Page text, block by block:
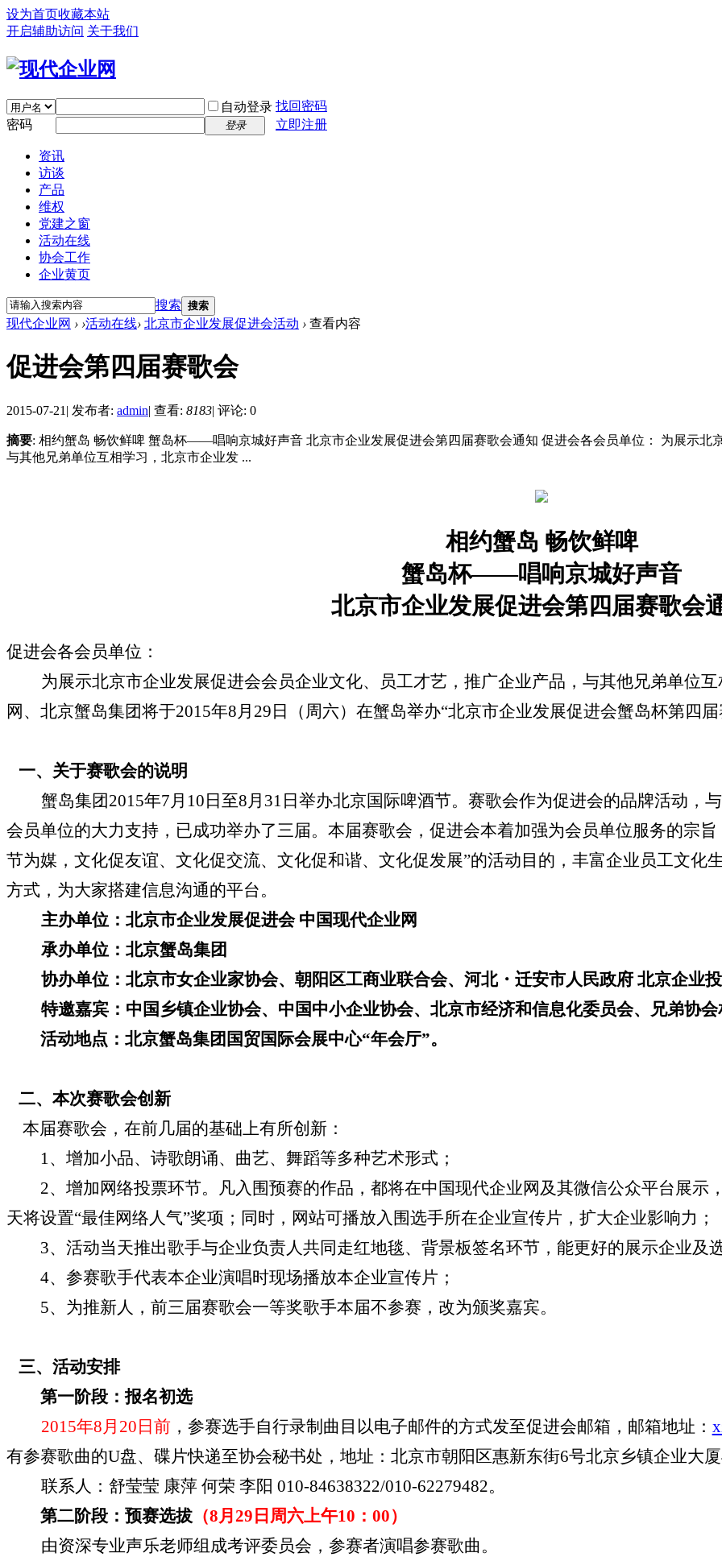
设为首页收藏本站
开启辅助访问 关于我们
自动登录 找回密码
密码
登录 立即注册
资讯
访谈
产品
维权
党建之窗
活动在线
协会工作
企业黄页
搜索 搜索
现代企业网 › ›活动在线› 北京市企业发展促进会活动 › 查看内容
促进会第四届赛歌会
2015-07-21 | 发布者: admin| 查看: 8183| 评论: 0
摘要: 相约蟹岛 畅饮鲜啤 蟹岛杯——唱响京城好声音 北京市企业发展促进会第四届赛歌会通知 促进会各会员单位： 为展示北
与其他兄弟单位互相学习，北京市企业发 ...
相约蟹岛 畅饮鲜啤
蟹岛杯——唱响京城好声音
北京市企业发展促进会第四届赛歌会
促进会各会员单位：
为展示北京市企业发展促进会会员企业文化、员工才艺，推广企业产品，与其他兄弟单位
网、北京蟹岛集团将于2015年8月 29 日（周六）在蟹岛举办“北京市企业发展促进会蟹岛杯第四届
一、 关于赛歌会的说明
蟹岛集团2015年7月 10 日至8月 31 日举办北京国际啤酒节。赛歌会作为促进会的品牌活动，
会员单位的大力支持，已成功举办了三届。本届赛歌会，促进会本着加强为会员单位服务的宗
节为媒，文化促友谊、文化促交流、文化促和谐、文化促发展”的活动目的，丰富企业员工文化生
方式，为大家搭建信息沟通的平台。
主办单位：北京市企业发展促进会 中国现代企业网
承办单位：北京蟹岛集团
协办单位：北京市女企业家协会、朝阳区工商业联合会、河北・迁安市人民政府 北京企业
特邀嘉宾：中国乡镇企业协会、中国中小企业协会、北京市经济和信息化委员会、兄弟协会
活动地点：北京蟹岛集团国贸国际会展中心“年会厅”。
二、 本次赛歌会创新
本届赛歌会，在前几届的基础上有所创新：
1、增加小品、诗歌朗诵、曲艺、舞蹈等多种艺术形式；
2、增加网络投票环节。凡入围预赛的作品，都将在中国现代企业网及其微信公众平台展示
天将设置“最佳网络人气”奖项；同时，网站可播放入围选手所在企业宣传片，扩大企业影响力；
3、活动当天推出歌手与企业负责人共同走红地毯、背景板签名环节，能更好的展示企业及
4、参赛歌手代表本企业演唱时现场播放本企业宣传片；
5、为推新人，前三届赛歌会一等奖歌手本届不参赛，改为颁奖嘉宾。
三、 活动安排
第一阶段：报名初选
2015年8月 20 日 前 ，参赛选手自行录制曲目以电子邮件的方式发至促进会邮箱，邮箱地址：
有参赛歌曲的U盘、碟片快递至协会秘书处，地址：北京市朝阳区惠新东街6号北京乡镇企业大厦
联系人：舒莹莹 康萍 何荣 李阳 010-84638322/010-62279482。
第二阶段：预赛选拔 （8月 29 日周六上午10 ： 00）
由资深专业声乐老师组成考评委员会，参赛者演唱参赛歌曲。